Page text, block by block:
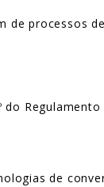
de processos de
Regulamento
de